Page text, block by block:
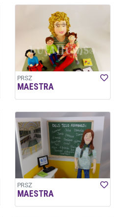
PRSZ
MAESTRA
PRSZ
MAESTRA